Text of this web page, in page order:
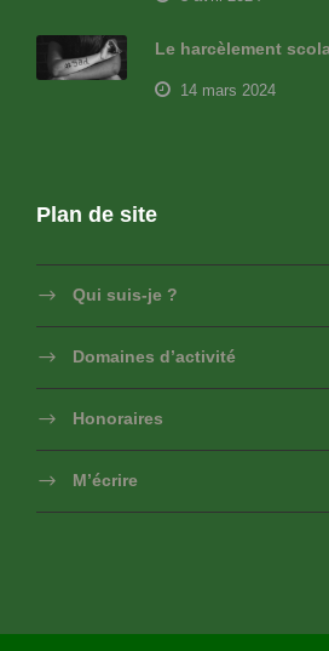
Le harcèlement
14 mars 2024
Plan de site
Qui suis-je ?
Domaines d’activité
Honoraires
M’écrire